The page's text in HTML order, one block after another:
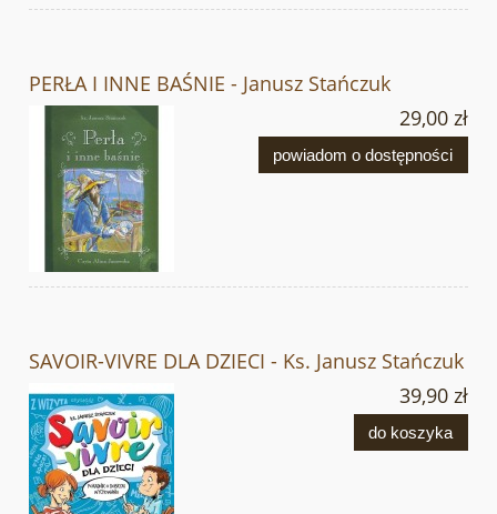
PERŁA I INNE BAŚNIE - Janusz Stańczuk
29,00 zł
powiadom o dostępności
SAVOIR-VIVRE DLA DZIECI - Ks. Janusz Stańczuk
39,90 zł
do koszyka